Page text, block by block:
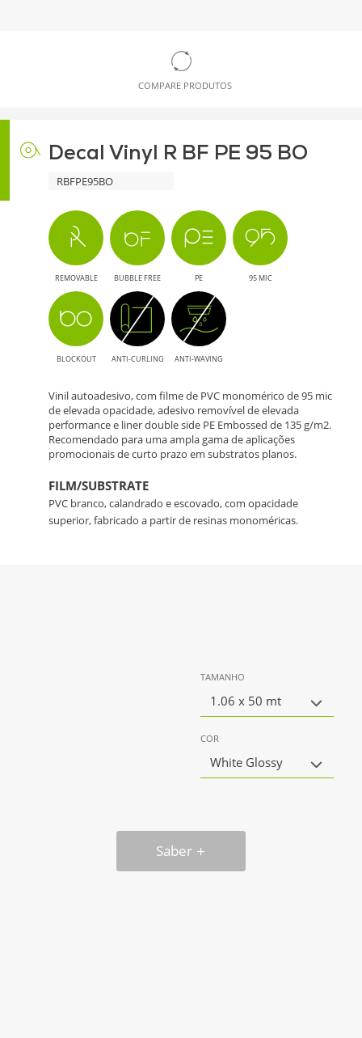
COMPARE PRODUTOS
Decal Vinyl R BF PE 95 BO
RBFPE95BO
REMOVABLE BUBBLE FREE PE 95 MIC
BLOCKOUT ANTI-CURLING ANTI-WAVING
Vinil autoadesivo, com filme de PVC monomérico de 95 mic
de elevada opacidade, adesivo removível de elevada
performance e liner double side PE Embossed de 135 g/m2.
Recomendado para uma ampla gama de aplicações
promocionais de curto prazo em substratos planos.
FILM/SUBSTRATE
PVC branco, calandrado e escovado, com opacidade
superior, fabricado a partir de resinas monoméricas.
TAMANHO
1.06 x 50 mt
COR
White Glossy
Saber